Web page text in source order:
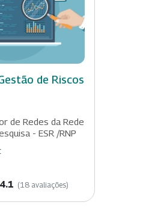
de Riscos
de Redes da Rede
- ESR /RNP
4.1 (18 avaliações)